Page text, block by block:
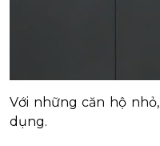
Với những căn hộ nhỏ,
dụng.